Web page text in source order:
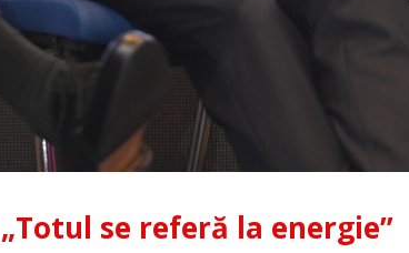
se referă la energie”